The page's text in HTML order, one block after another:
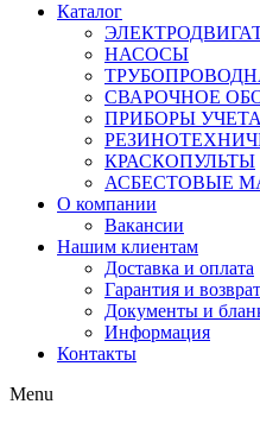
Каталог
НАСОСЫ
СВАРОЧНОЕ
ПРИБОРЫ
КРАСКОПУЛЬТЫ
АСБЕСТОВЫЕ
О компании
Вакансии
Нашим клиентам
Доставка и оплата
Гарантия и возврат
Документы и
Информация
Контакты
Menu